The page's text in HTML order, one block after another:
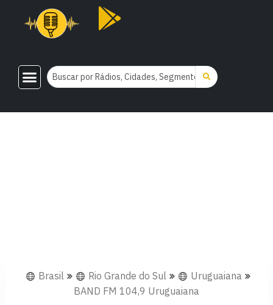
Brasil Rio Grande do Sul
Uruguaiana
BAND FM 104,9 Uruguaiana